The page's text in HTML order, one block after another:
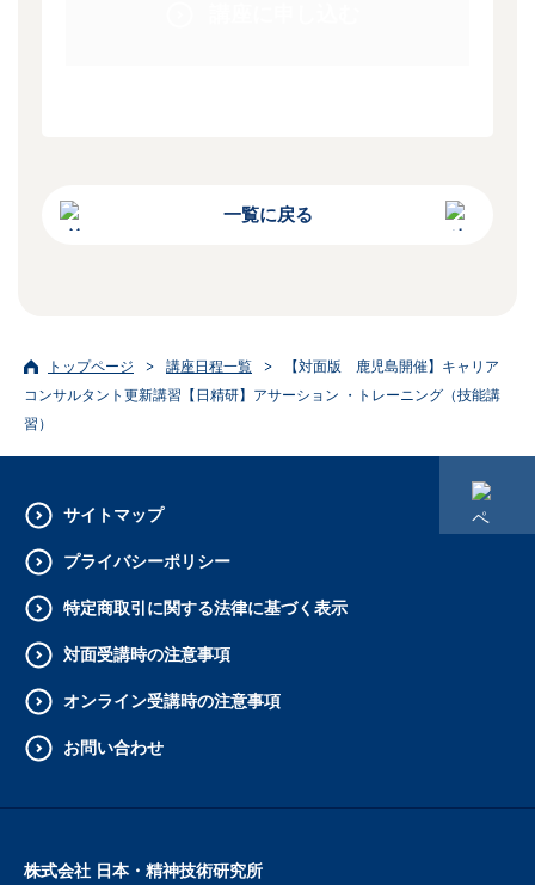
一覧に戻る
トップページ 講座日程一覧
【対面版 鹿児島開催】キャリア
コンサルタント更新講習【日精研】アサーション ・トレーニング（技能講
習）
サイトマップ
プライバシーポリシー
特定商取引に関する法律に基づく表示
対面受講時の注意事項
オンライン受講時の注意事項
お問い合わせ
株式会社 日本・精神技術研究所